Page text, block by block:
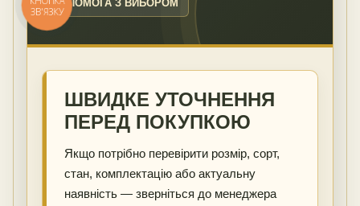
ДОПОМОГА З ВИБОРОМ
ШВИДКЕ УТОЧНЕННЯ
ПЕРЕД ПОКУПКОЮ
Якщо потрібно перевірити розмір, сорт,
стан, комплектацію або актуальну
наявність — зверніться до менеджера
ЗВ'ЯЗКУ